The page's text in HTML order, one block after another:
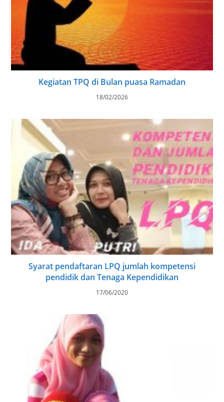
Kegiatan TPQ di Bulan puasa Ramadan
18/02/2026
Syarat pendaftaran LPQ jumlah kompetensi
pendidik dan Tenaga Kependidikan
17/06/2020